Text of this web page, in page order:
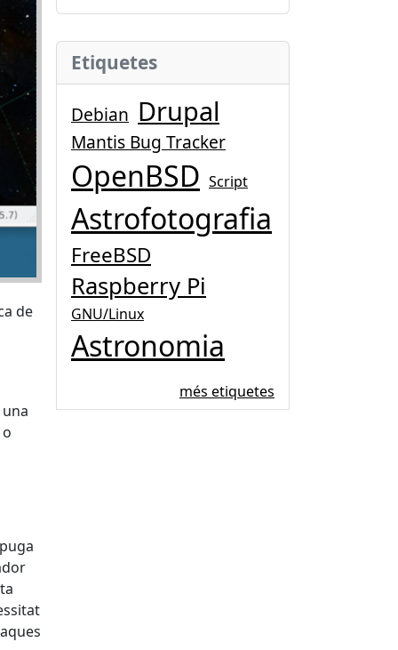
de
Etiquetes
Debian Drupal
Mantis Bug Tracker
OpenBSD Script
Astrofotografia
FreeBSD
Raspberry Pi
GNU/Linux
Astronomia
més etiquetes